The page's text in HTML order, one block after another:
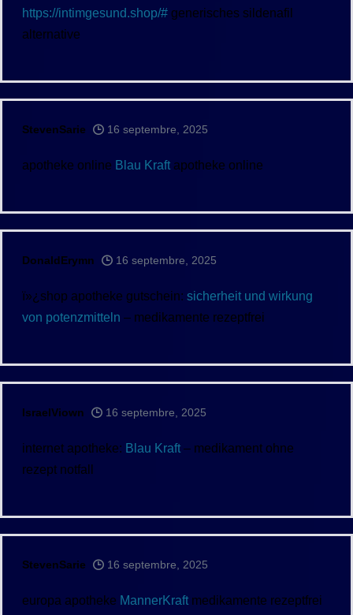
https://intimgesund.shop/# generisches sildenafil
alternative
StevenSarie 16 septembre, 2025
apotheke online Blau Kraft apotheke online
DonaldErymn 16 septembre, 2025
ï»¿shop apotheke gutschein: sicherheit und wirkung
von potenzmitteln – medikamente rezeptfrei
IsraelViown 16 septembre, 2025
internet apotheke: Blau Kraft – medikament ohne
rezept notfall
StevenSarie 16 septembre, 2025
europa apotheke MannerKraft medikamente rezeptfrei